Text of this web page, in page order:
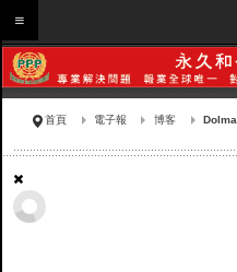
首頁 電子報 博客 Dolma